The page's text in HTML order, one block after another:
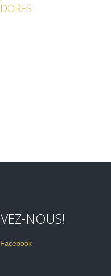
NOUS!
Facebook